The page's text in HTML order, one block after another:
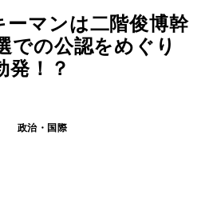
ーマンは二階俊博幹
での公認をめぐり
発！？
政治・国際